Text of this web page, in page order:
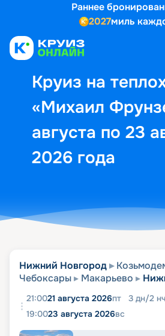
Раннее
2027миль
Круиз на
«Михаил
августа по 23
2026 года
Выбор кают
Нижний Новгород
Чебоксары
Макарьево
21:0021 августа 2026пт 3 дн/2 нч
19:0023 августа 2026вс